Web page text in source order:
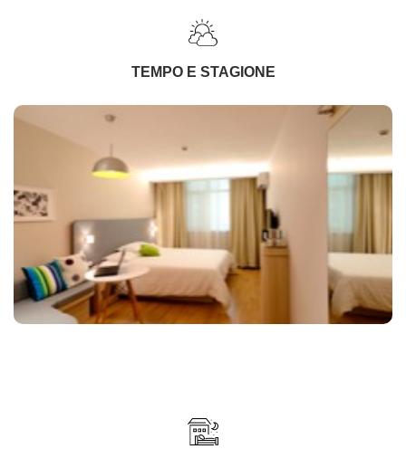
TEMPO E STAGIONE